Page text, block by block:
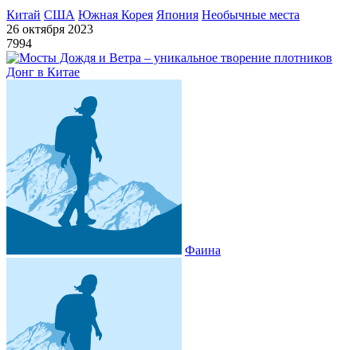
Китай США Южная Корея Япония Необычные места
26 октября 2023
7994
Фаина